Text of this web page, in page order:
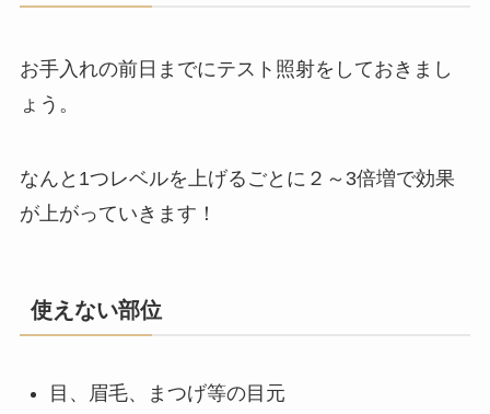
お手入れの前日までにテスト照射をしておきまし
ょう。
なんと 1つレベルを上げるごとに２～3倍増で効果
が上がっていきます ！
使えない部位
目、眉毛、まつげ等の目元